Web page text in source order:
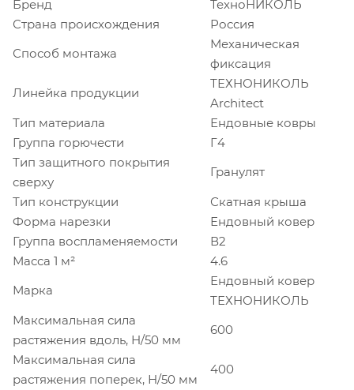
Бренд
ТехноНИКОЛЬ
Страна происхождения
Россия
Способ монтажа
Механическая
фиксация
Линейка продукции
ТЕХНОНИКОЛЬ
Architect
Тип материала
Ендовные ковры
Группа горючести
Г4
Тип защитного покрытия
сверху
Гранулят
Тип конструкции
Скатная крыша
Форма нарезки
Ендовный ковер
Группа воспламеняемости
В2
Масса 1 м²
4.6
Марка
Ендовный ковер
ТЕХНОНИКОЛЬ
Максимальная сила
растяжения вдоль, Н/50 мм
600
Максимальная сила
растяжения поперек, Н/50 мм
400